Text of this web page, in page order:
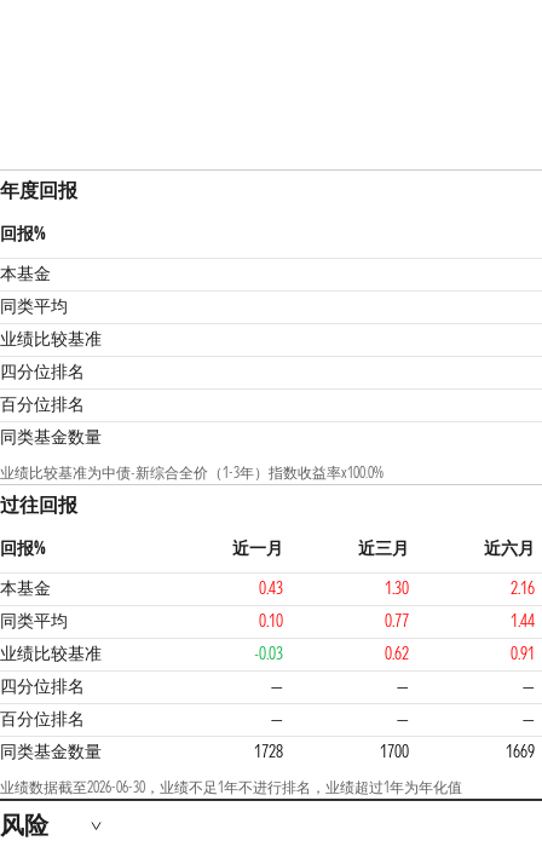
年度回报
回报%
本基金
同类平均
业绩比较基准
四分位排名
1
百分位排名
同类基金数量
业绩比较基准为中债-新综合全价（1-3年）指数收益率x100.0%
过往回报
回报% 近一月 近三月
近六月
本基金
0.43 1.30
2.16
同类平均
0.10 0.77
1.44
业绩比较基准
-0.03 0.62
0.91
四分位排名
— — —
1
百分位排名 — —
—
同类基金数量
1728 1700 1669
业绩数据截至2026-06-30，业绩不足1年不进行排名，业绩超过1年为年化值
风险